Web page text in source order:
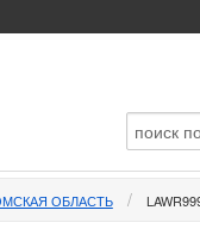
ОБЛАСТЬ